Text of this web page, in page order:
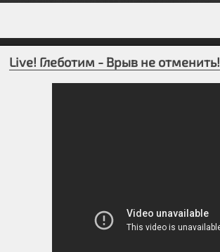
Live! Глеботим - Врыв не отменить!